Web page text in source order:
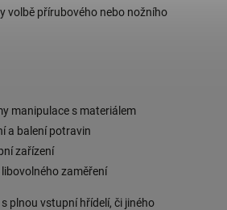
volbě přírubového nebo nožního
manipulace s materiálem
a balení potravin
zařízení
zaměření
plnou vstupní hřídelí, či jiného